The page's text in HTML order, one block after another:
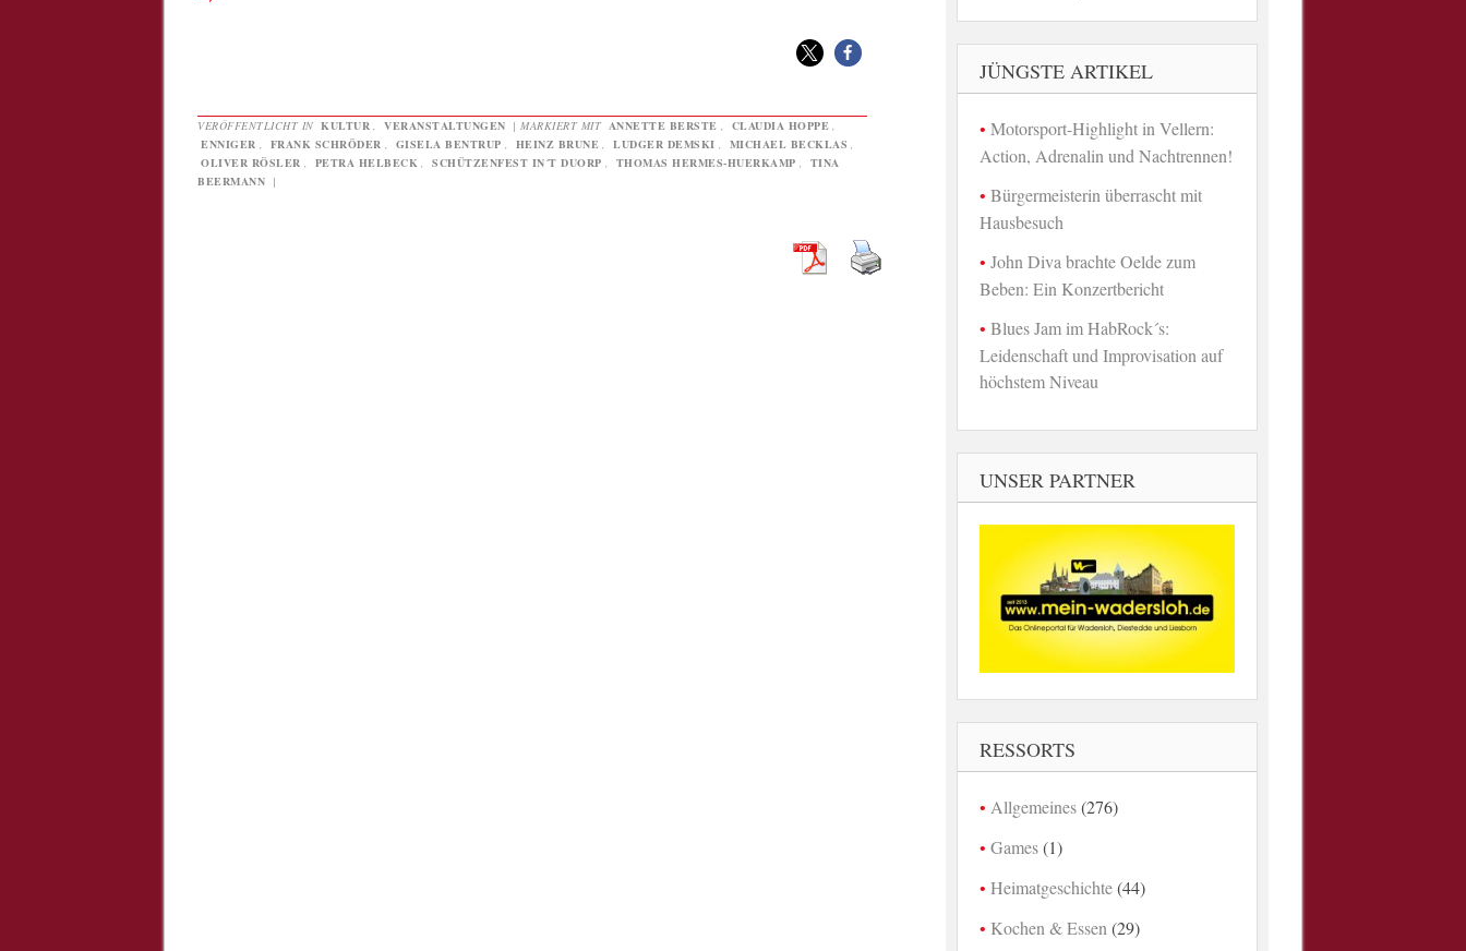
VERÖFFENTLICHT IN KULTUR , VERANSTALTUNGEN | MARKIERT MIT ANNETTE BERSTE , CLAUDIA HOPPE ,
ENNIGER , FRANK SCHRÖDER , GISELA BENTRUP , HEINZ BRUNE , LUDGER DEMSKI , MICHAEL BECKLAS ,
OLIVER RÖSLER , PETRA HELBECK , SCHÜTZENFEST IN´T DUORP , THOMAS HERMES-HUERKAMP ,
TINA
BEERMANN |
JÜNGSTE ARTIKEL
Motorsport-Highlight in Vellern:
Action, Adrenalin und Nachtrennen!
Bürgermeisterin überrascht mit
Hausbesuch
John Diva brachte Oelde zum
Beben: Ein Konzertbericht
Blues Jam im HabRock´s:
Leidenschaft und Improvisation auf
höchstem Niveau
UNSER PARTNER
RESSORTS
Allgemeines(276)
Games(1)
Heimatgeschichte(44)
Kochen & Essen (29)